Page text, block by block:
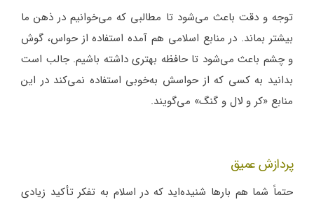
توجه و دقت باعث می‌شود تا مطالبی که می‌خوانیم در ذهن ما
بیشتر بماند. در منابع اسلامی هم آمده استفاده از حواس، گوش
و چشم باعث می‌شود تا حافظه بهتری داشته باشیم. جالب است
بدانید به کسی که از حواسش به‌خوبی استفاده نمی‌کند در این
منابع «کر و لال و گنگ» می‌گویند.
پردازش عمیق
حتماً شما هم بارها شنیده‌اید که در اسلام به تفکر تأکید زیادی